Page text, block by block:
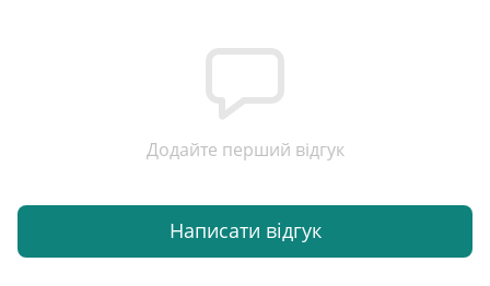
Додайте перший відгук
Написати відгук